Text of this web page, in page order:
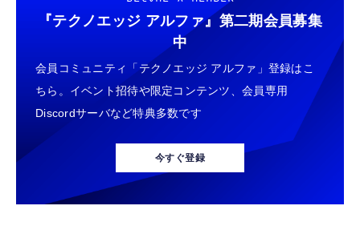
『テクノエッジ アルファ』 第二期会員募集
中
会員コミュニティ「テクノエッジ アルファ」登録はこ
ちら。イベント招待や限定コンテンツ、会員専用
Discordサーバなど特典多数です
今すぐ登録